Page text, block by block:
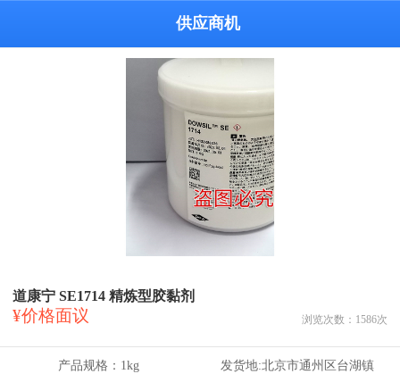
供应商机
道康宁 SE1714 精炼型胶黏剂
¥价格面议 浏览次数： 1586次
产品规格： 1kg 发货地:北京市通州区台湖镇